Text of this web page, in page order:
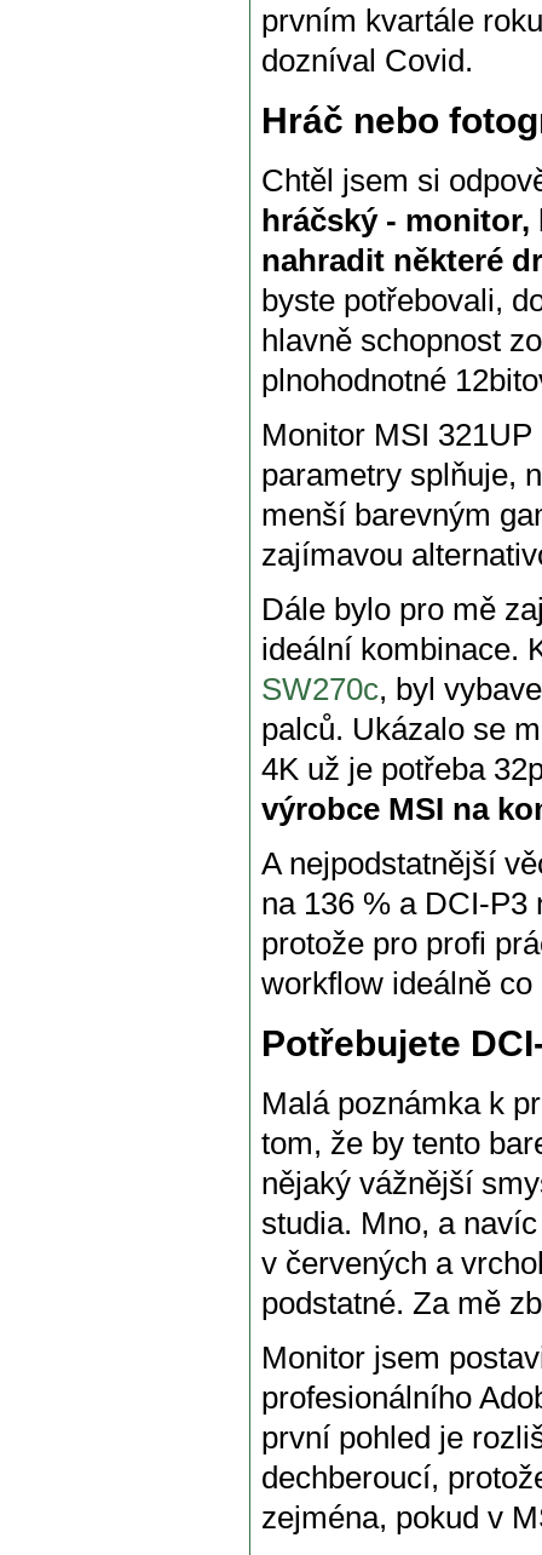
prvním kvartále
dozníval Covid.
Hráč nebo
Chtěl jsem si
hráčský -
nahradit některé
byste potřebovali,
hlavně schopnost
plnohodnotné
Monitor MSI
parametry splňuje,
menší barevným
zajímavou
Dále bylo pro mě
ideální kombinace.
SW270c, byl
palců. Ukázalo se
4K už je potřeba
výrobce MSI na
A nejpodstatnější
na 136 % a DCI-P3
protože pro profi
workflow ideálně
Potřebujete
Malá poznámka k
tom, že by tento
nějaký vážnější
studia. Mno, a
v červených a
podstatné. Za mě
Monitor jsem
profesionálního
první pohled je
dechberoucí,
zejména, pokud v